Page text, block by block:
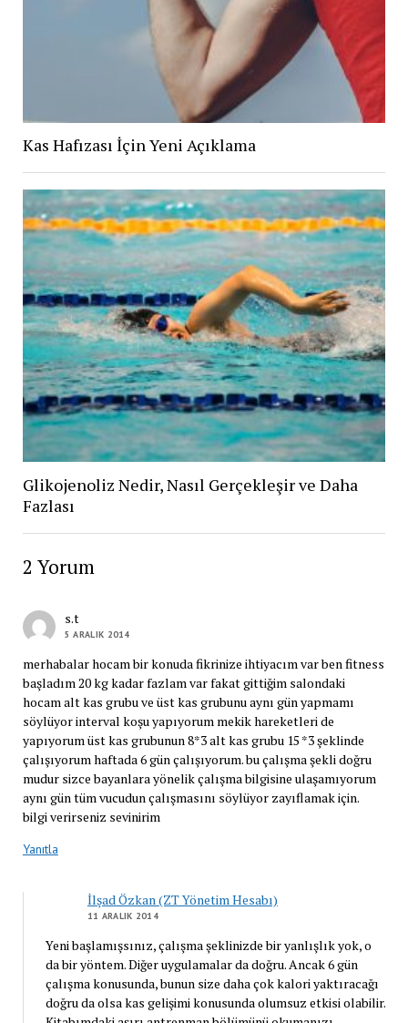
Kas Hafızası İçin Yeni Açıklama
Glikojenoliz Nedir, Nasıl Gerçekleşir ve Daha
Fazlası
2 Yorum
s.t
5 ARALIK 2014
merhabalar hocam bir konuda fikrinize ihtiyacım var ben fitness
başladım 20 kg kadar fazlam var fakat gittiğim salondaki
hocam alt kas grubu ve üst kas grubunu aynı gün yapmamı
söylüyor interval koşu yapıyorum mekik hareketleri de
yapıyorum üst kas grubunun 8*3 alt kas grubu 15 *3 şeklinde
çalışıyorum haftada 6 gün çalışıyorum. bu çalışma şekli doğru
mudur sizce bayanlara yönelik çalışma bilgisine ulaşamıyorum
aynı gün tüm vucudun çalışmasını söylüyor zayıflamak için.
bilgi verirseniz sevinirim
Yanıtla
İlşad Özkan (ZT Yönetim Hesabı)
11 ARALIK 2014
Yeni başlamışsınız, çalışma şeklinizde bir yanlışlık yok, o
da bir yöntem. Diğer uygulamalar da doğru. Ancak 6 gün
çalışma konusunda, bunun size daha çok kalori yaktıracağı
doğru da olsa kas gelişimi konusunda olumsuz etkisi olabilir.